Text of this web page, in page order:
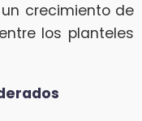
crecimiento de
los planteles